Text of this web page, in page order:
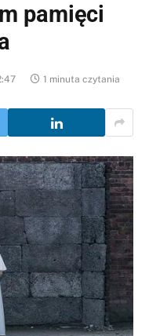
pamięci
1 minuta czytania